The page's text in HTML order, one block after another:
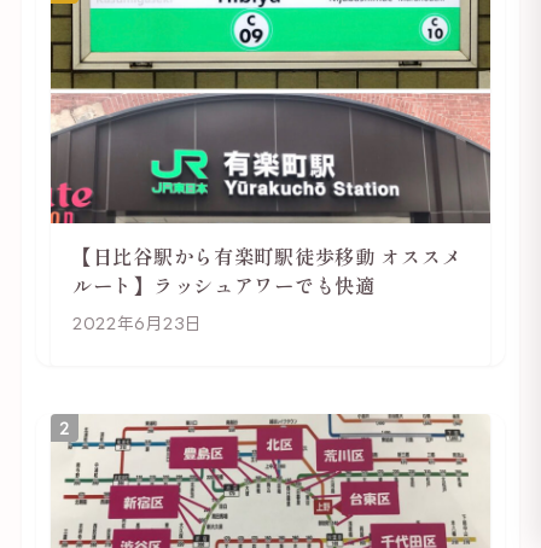
【日比谷駅から有楽町駅徒歩移動 オススメ
ルート】ラッシュアワーでも快適
2022年6月23日
2